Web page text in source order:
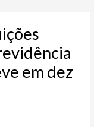
em dez